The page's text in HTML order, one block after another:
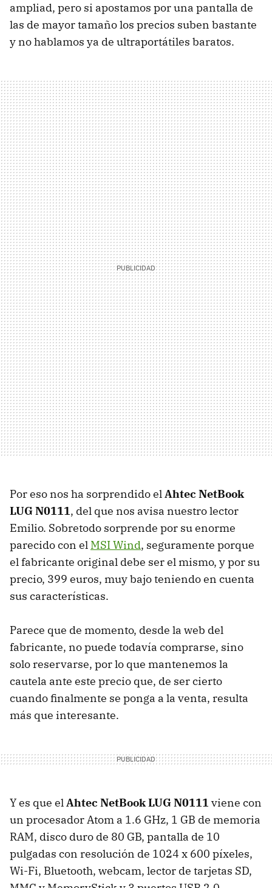
ampliad, pero si apostamos por una pantalla de
las de mayor tamaño los precios suben bastante
y no hablamos ya de ultraportátiles baratos.
Por eso nos ha sorprendido elAhtec NetBook
LUG N0111, del que nos avisa nuestro lector
Emilio. Sobretodo sorprende por su enorme
parecido con el MSI Wind, seguramente porque
el fabricante original debe ser el mismo, y por su
precio, 399 euros, muy bajo teniendo en cuenta
sus características.
Parece que de momento, desde la web del
fabricante, no puede todavía comprarse, sino
solo reservarse, por lo que mantenemos la
cautela ante este precio que, de ser cierto
cuando finalmente se ponga a la venta, resulta
más que interesante.
Y es que elAhtec NetBook LUG N0111 viene con
un procesador Atom a 1.6 GHz, 1 GB de memoria
RAM, disco duro de 80 GB, pantalla de 10
pulgadas con resolución de 1024 x 600 píxeles,
Wi-Fi, Bluetooth, webcam, lector de tarjetas SD,